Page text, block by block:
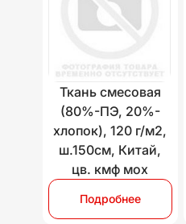
Ткань смесовая
(80%-ПЭ, 20%-
хлопок), 120 г/м2,
ш.150см, Китай,
цв. кмф мох
Подробнее